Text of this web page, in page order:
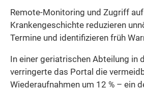
Remote-Monitoring und Zugriff
Krankengeschichte reduzieren
Termine und identifizieren früh
In einer geriatrischen Abteilung in
verringerte das Portal die
Wiederaufnahmen um 12 % – ein